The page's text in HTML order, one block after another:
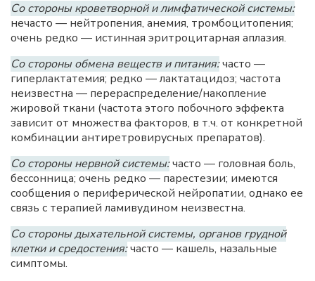
Со стороны кроветворной и лимфатической системы:
нечасто — нейтропения, анемия, тромбоцитопения;
очень редко — истинная эритроцитарная аплазия.
Со стороны обмена веществ и питания:часто —
гиперлактатемия; редко — лактатацидоз; частота
неизвестна — перераспределение/накопление
жировой ткани (частота этого побочного эффекта
зависит от множества факторов, в т.ч. от конкретной
комбинации антиретровирусных препаратов).
Со стороны нервной системы:часто — головная боль,
бессонница; очень редко — парестезии; имеются
сообщения о периферической нейропатии, однако ее
связь с терапией ламивудином неизвестна.
Со стороны дыхательной системы, органов грудной
клетки и средостения:часто — кашель, назальные
симптомы.